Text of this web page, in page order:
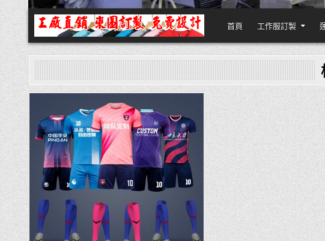
團體服
團體服製作,公司企業工作制服POLO衫T恤訂製推薦,做班系校服定製價格,台灣香港客製化衣服
首頁 工作服訂製
Posted
in